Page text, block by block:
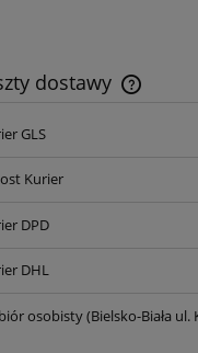
dostawy
Cena
GLS
Kurier
DPD
DHL
osobisty(Bielsko-Biała ul.